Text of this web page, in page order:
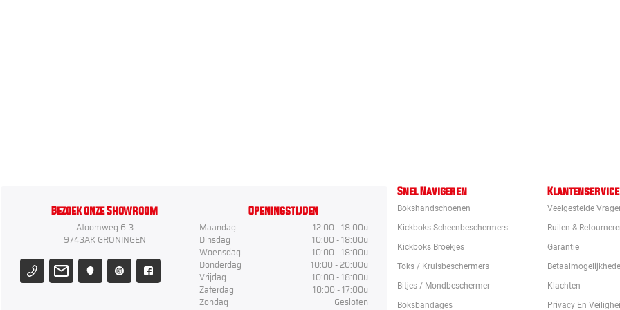
Bezoek onze Showroom
Atoomweg 6-3
9743AK GRONINGEN
Openingstijden
Maandag
12:00 - 18:00u
Dinsdag
10:00 - 18:00u
Woensdag
10:00 - 18:00u
Donderdag
10:00 - 20:00u
Vrijdag
10:00 - 18:00u
Zaterdag
10:00 - 17:00u
Zondag
Gesloten
Snel Navigeren
Bokshandschoenen
Kickboks Scheenbeschermers
Kickboks Broekjes
Toks / Kruisbeschermers
Bitjes / Mondbeschermer
Boksbandages
Klantenservice
Veelgestelde
Ruilen &
Garantie
Klachten
Privacy En